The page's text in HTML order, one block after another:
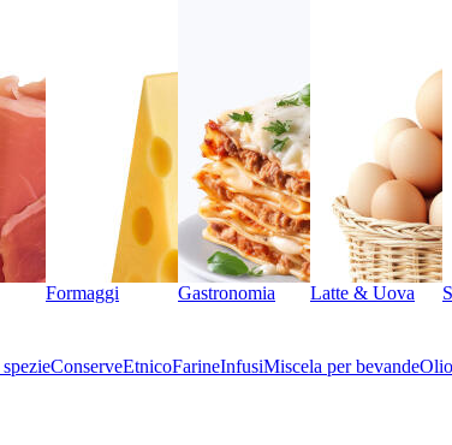
Formaggi Gastronomia Latte & Uova
ConserveEtnicoFarineInfusiMiscela per bevandeOlio